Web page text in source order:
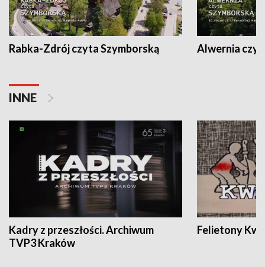
Rabka-Zdrój czyta Szymborską Alwernia
INNE
Kadry z przeszłości. Archiwum
TVP3 Kraków
Felietony